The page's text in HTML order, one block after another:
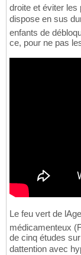
droite et éviter les
dispose en sus
enfants de
ce, pour ne pas
Le feu vert de
médicamenteux
de cinq études
dattention avec